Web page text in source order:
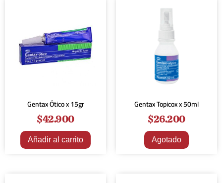
Gentax Ótico x 15gr
$42.900
Añadir al carrito
Gentax Topicox x 50ml
$26.200
Agotado